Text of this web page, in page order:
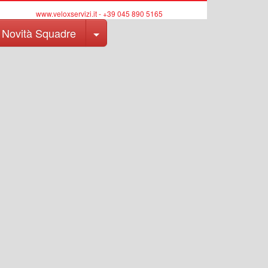
www.veloxservizi.it - +39 045 890 5165
Novità Squadre Toggle Dropdown